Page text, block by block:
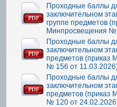
Проходные баллы
заключительном
группе предметов
Минпросвещения №
Проходные баллы
заключительном
предметов (приказ
№ 156 от
Проходные баллы
заключительном
предметов (приказ
№ 120 от